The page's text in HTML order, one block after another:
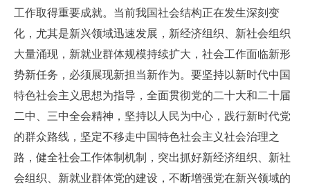
工作取得重要成就。当前我国社会结构正在发生深刻变
化，尤其是新兴领域迅速发展，新经济组织、新社会组织
大量涌现，新就业群体规模持续扩大，社会工作面临新形
势新任务，必须展现新担当新作为。要坚持以新时代中国
特色社会主义思想为指导，全面贯彻党的二十大和二十届
二中、三中全会精神，坚持以人民为中心，践行新时代党
的群众路线，坚定不移走中国特色社会主义社会治理之
路，健全社会工作体制机制，突出抓好新经济组织、新社
会组织、新就业群体党的建设，不断增强党在新兴领域的